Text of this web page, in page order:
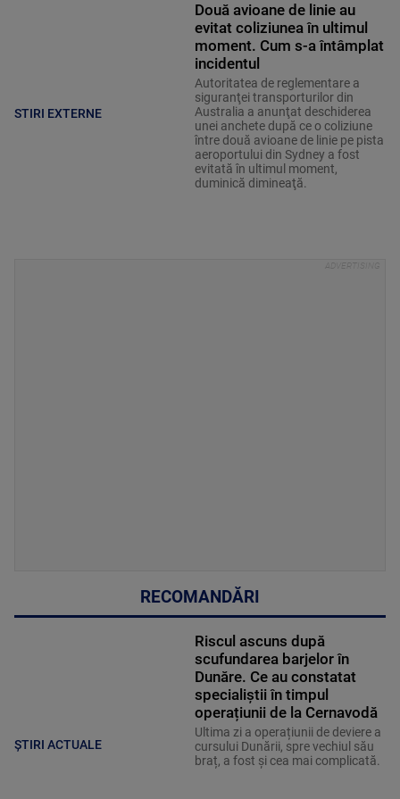
STIRI EXTERNE
Două avioane de linie au
evitat coliziunea în ultimul
moment. Cum s-a întâmplat
incidentul
Autoritatea de reglementare a
siguranţei transporturilor din
Australia a anunţat deschiderea
unei anchete după ce o coliziune
între două avioane de linie pe pista
aeroportului din Sydney a fost
evitată în ultimul moment,
duminică dimineaţă.
RECOMANDĂRI
ȘTIRI ACTUALE
Riscul ascuns după
scufundarea barjelor în
Dunăre. Ce au constatat
specialiștii în timpul
operațiunii de la Cernavodă
Ultima zi a operațiunii de deviere a
cursului Dunării, spre vechiul său
braț, a fost și cea mai complicată.